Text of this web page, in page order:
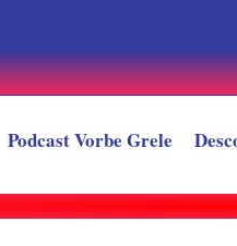
Podcast Vorbe Grele
în față la Sala Olimpia. 60 de